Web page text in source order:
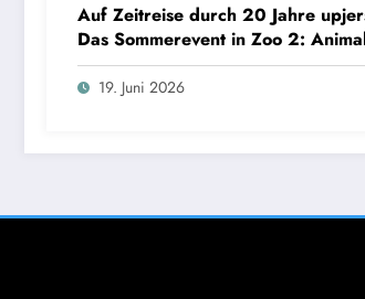
Auf Zeitreise durch 20 Jahre
Das Sommerevent in Zoo 2:
19. Juni 2026